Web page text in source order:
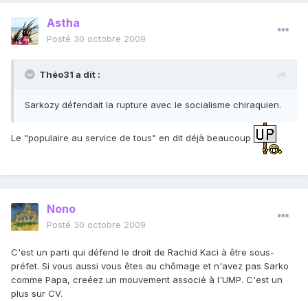
Astha
Posté 30 octobre 2009
Théo31 a dit :
Sarkozy défendait la rupture avec le socialisme chiraquien.
Le "populaire au service de tous" en dit déjà beaucoup
Nono
Posté 30 octobre 2009
C'est un parti qui défend le droit de Rachid Kaci à être sous-
préfet. Si vous aussi vous êtes au chômage et n'avez pas Sarko
comme Papa, creéez un mouvement associé à l'UMP. C'est un
plus sur CV.